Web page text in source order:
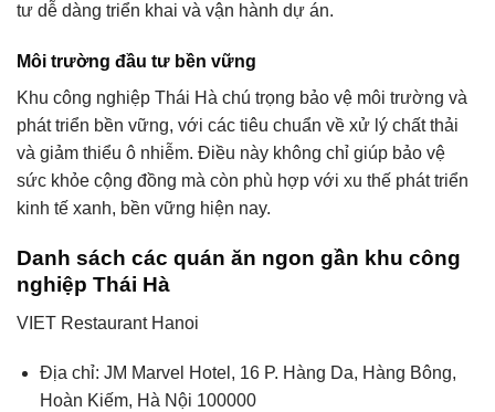
tư dễ dàng triển khai và vận hành dự án.
Môi trường đầu tư bền vững
Khu công nghiệp Thái Hà chú trọng bảo vệ môi trường và
phát triển bền vững, với các tiêu chuẩn về xử lý chất thải
và giảm thiểu ô nhiễm. Điều này không chỉ giúp bảo vệ
sức khỏe cộng đồng mà còn phù hợp với xu thế phát triển
kinh tế xanh, bền vững hiện nay.
Danh sách các quán ăn ngon gần khu công
nghiệp Thái Hà
VIET Restaurant Hanoi
Địa chỉ: JM Marvel Hotel, 16 P. Hàng Da, Hàng Bông,
Hoàn Kiếm, Hà Nội 100000